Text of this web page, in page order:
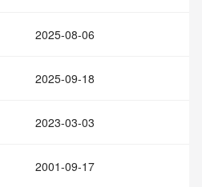
2025-08-06
2025-09-18
2023-03-03
2001-09-17